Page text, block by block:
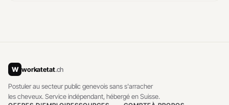
W workatetat.ch
Postuler au secteur public genevois sans s'arracher
les cheveux. Service indépendant, hébergé en Suisse.